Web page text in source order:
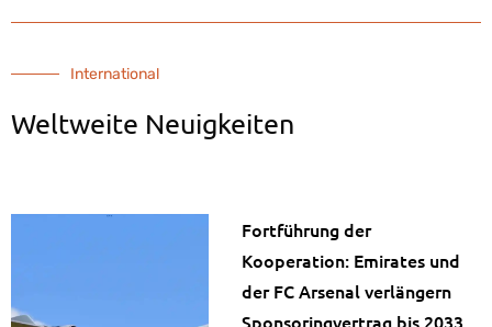
International
Weltweite Neuigkeiten
Fortführung der
Kooperation: Emirates und
der FC Arsenal verlängern
Sponsoringvertrag bis 2033